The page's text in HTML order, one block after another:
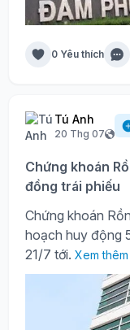
0 Yêu thích
Tú Anh
20 Thg 07
Chứng khoán
đồng trái phiếu
Chứng khoán
hoạch huy động
21/7 tới. Xem thêm